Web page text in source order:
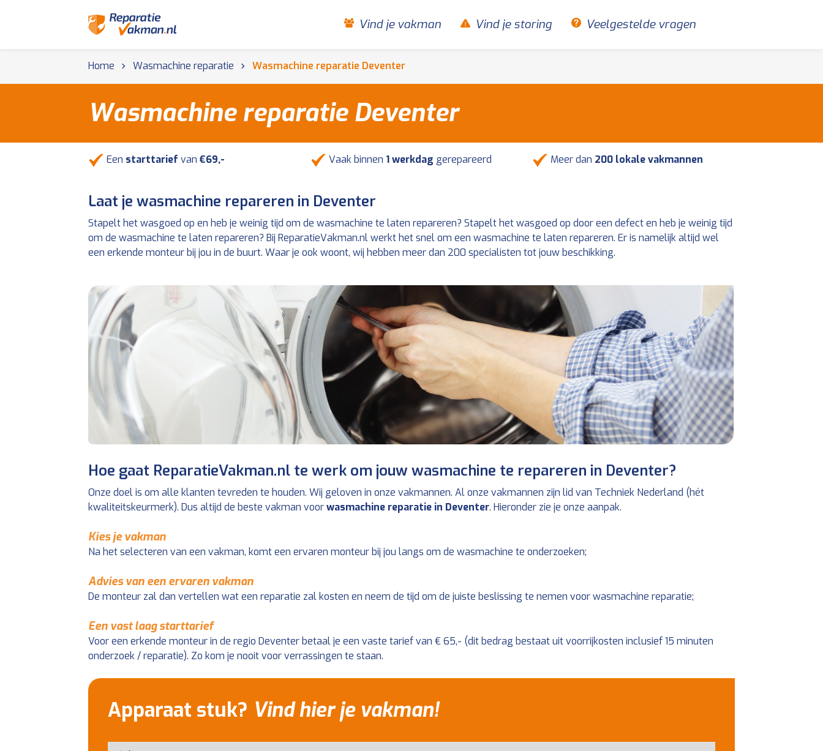
Vind je vakman Vind je storing Veelgestelde vragen
Home Wasmachine reparatie Wasmachine reparatie Deventer
Wasmachine reparatie Deventer
Een starttarief van €69,- Vaak binnen 1 werkdag gerepareerd Meer dan 200 lokale vakmannen
Laat je wasmachine repareren in Deventer
Stapelt het wasgoed op en heb je weinig tijd om de wasmachine te laten repareren? Stapelt het wasgoed op door een defect en heb je weinig tijd
om de wasmachine te laten repareren? Bij ReparatieVakman.nl werkt het snel om een wasmachine te laten repareren. Er is namelijk altijd wel
een erkende monteur bij jou in de buurt. Waar je ook woont, wij hebben meer dan 200 specialisten tot jouw beschikking.
Hoe gaat ReparatieVakman.nl te werk om jouw wasmachine te repareren in Deventer?
Onze doel is om alle klanten tevreden te houden. Wij geloven in onze vakmannen. Al onze vakmannen zijn lid van Techniek Nederland (hét
kwaliteitskeurmerk). Dus altijd de beste vakman voorwasmachine reparatie in Deventer. Hieronder zie je onze aanpak.
Kies je vakman
Na het selecteren van een vakman, komt een ervaren monteur bij jou langs om de wasmachine te onderzoeken;
Advies van een ervaren vakman
De monteur zal dan vertellen wat een reparatie zal kosten en neem de tijd om de juiste beslissing te nemen voor wasmachine reparatie;
Een vast laag starttarief
Voor een erkende monteur in de regio Deventer betaal je een vaste tarief van € 65,- (dit bedrag bestaat uit voorrijkosten inclusief 15 minuten
onderzoek / reparatie). Zo kom je nooit voor verrassingen te staan.
Apparaat stuk? Vind hier je vakman!